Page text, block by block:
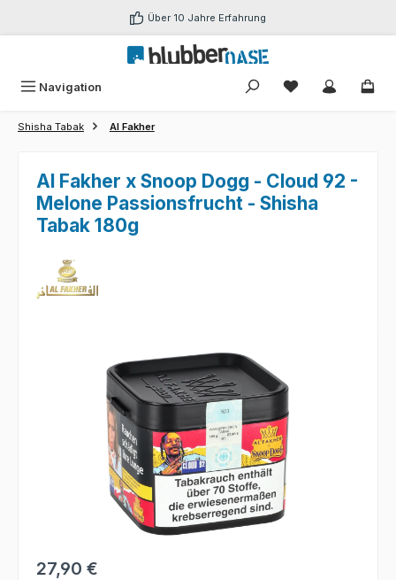
Zum Hauptinhalt springen Über 10 Jahre Erfahrung
Navigation Du hast 0
Shisha Tabak Al Fakher
Al Fakher x Snoop Dogg - Cloud 92 -
Melone Passionsfrucht - Shisha
Tabak 180g
Regulärer Preis:
27,90 €